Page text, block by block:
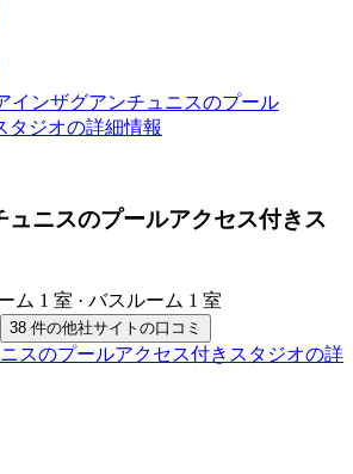
インザグアンチュニスのプール
タジオの詳細情報
ュニスのプールアクセス付きス
ム 1 室 · バスルーム 1 室
38 件の他社サイトの口コミ
スのプールアクセス付きスタジオの詳